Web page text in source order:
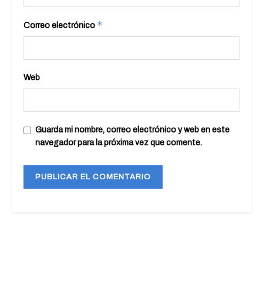
Correo electrónico *
Web
Guarda mi nombre, correo electrónico y web en este
navegador para la próxima vez que comente.